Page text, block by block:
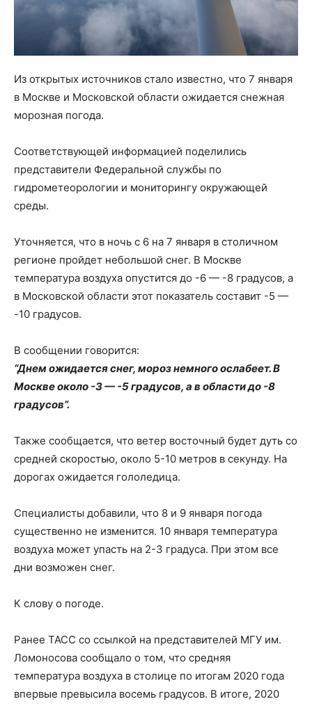
Из открытых источников стало известно, что 7 января
в Москве и Московской области ожидается снежная
морозная погода.
Соответствующей информацией поделились
представители Федеральной службы по
гидрометеорологии и мониторингу окружающей
среды.
Уточняется, что в ночь с 6 на 7 января в столичном
регионе пройдет небольшой снег. В Москве
температура воздуха опустится до -6 — -8 градусов, а
в Московской области этот показатель составит -5 —
-10 градусов.
В сообщении говорится:
“Днем ожидается снег, мороз немного ослабеет. В
Москве около -3 — -5 градусов, а в области до -8
градусов”.
Также сообщается, что ветер восточный будет дуть со
средней скоростью, около 5-10 метров в секунду. На
дорогах ожидается гололедица.
Специалисты добавили, что 8 и 9 января погода
существенно не изменится. 10 января температура
воздуха может упасть на 2-3 градуса. При этом все
дни возможен снег.
К слову о погоде.
Ранее ТАСС со ссылкой на представителей МГУ им.
Ломоносова сообщало о том, что средняя
температура воздуха в столице по итогам 2020 года
впервые превысила восемь градусов. В итоге, 2020